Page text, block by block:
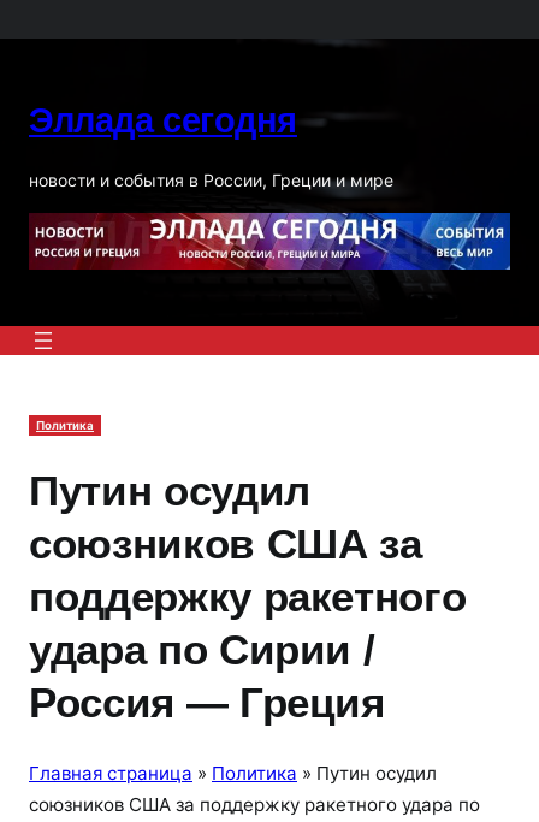
к
Эллада сегодня
новости и события в России, Греции и мире
Политика
Путин осудил
союзников США за
поддержку ракетного
удара по Сирии /
Россия — Греция
Главная страница » Политика » Путин осудил
союзников США за поддержку ракетного удара по